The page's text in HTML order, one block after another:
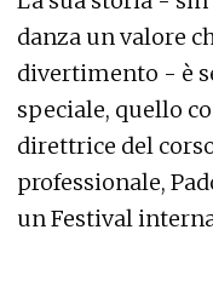
danza un valore
divertimento - è
speciale, quello
direttrice del
professionale,
un Festival